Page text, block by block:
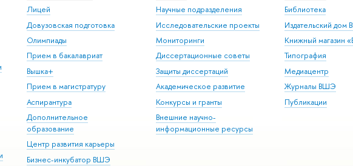
Лицей
Довузовская подготовка
Олимпиады
Прием в бакалавриат
Вышка+
Прием в магистратуру
Аспирантура
Дополнительное
образование
Центр развития карьеры
Бизнес-инкубатор ВШЭ
Научные подразделения
Исследовательские проекты
Мониторинги
Диссертационные советы
Защиты диссертаций
Академическое развитие
Конкурсы и гранты
Внешние научно-
информационные ресурсы
Библиотека
Издательский дом
Книжный магазин
Типография
Медиацентр
Журналы ВШЭ
Публикации